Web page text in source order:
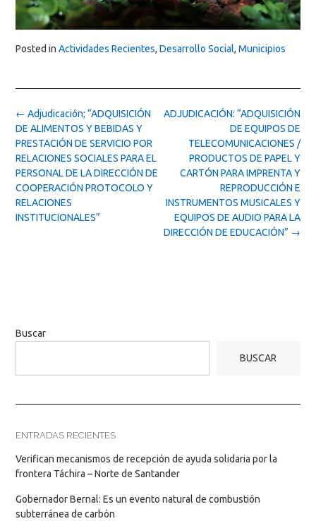
Posted in Actividades Recientes, Desarrollo Social, Municipios
Post
navigation
ADJUDICACIÓN: “ADQUISICIÓN
DE EQUIPOS DE
TELECOMUNICACIONES /
PRODUCTOS DE PAPEL Y
CARTÓN PARA IMPRENTA Y
REPRODUCCIÓN E
INSTRUMENTOS MUSICALES Y
EQUIPOS DE AUDIO PARA LA
DIRECCIÓN DE EDUCACIÓN” →
← Adjudicación; “ADQUISICIÓN
DE ALIMENTOS Y BEBIDAS Y
PRESTACIÓN DE SERVICIO POR
RELACIONES SOCIALES PARA EL
PERSONAL DE LA DIRECCIÓN DE
COOPERACIÓN PROTOCOLO Y
RELACIONES
INSTITUCIONALES”
Buscar
BUSCAR
ENTRADAS RECIENTES
Verifican mecanismos de recepción de ayuda solidaria por la
frontera Táchira – Norte de Santander
Gobernador Bernal: Es un evento natural de combustión
subterránea de carbón